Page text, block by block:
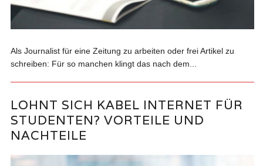
Als Journalist für eine Zeitung zu arbeiten oder frei Artikel zu
schreiben: Für so manchen klingt das nach dem...
LOHNT SICH KABEL INTERNET FÜR
STUDENTEN? VORTEILE UND
NACHTEILE